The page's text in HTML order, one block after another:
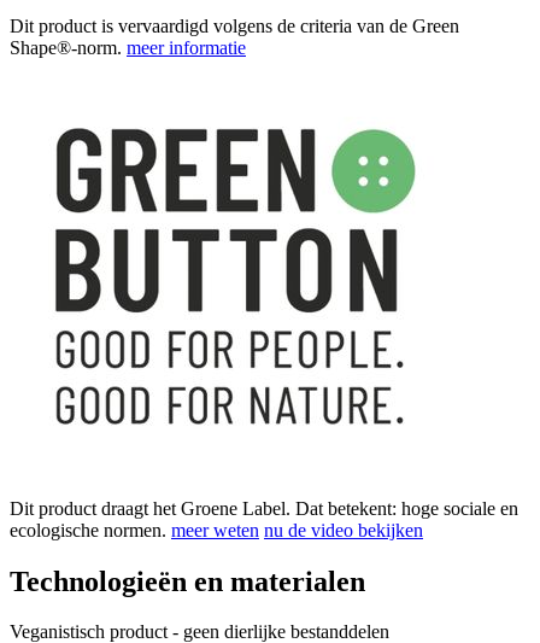
Dit product is vervaardigd volgens de criteria van de Green
Shape®-norm. meer informatie
Dit product draagt het Groene Label. Dat betekent: hoge sociale en
ecologische normen. meer weten nu de video bekijken
Technologieën en materialen
Veganistisch product - geen dierlijke bestanddelen